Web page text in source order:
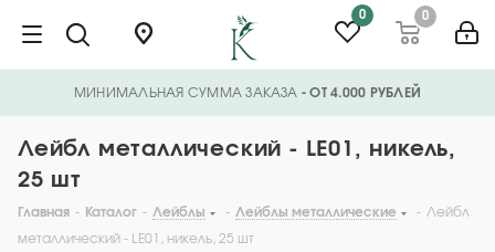
0 0
МИНИМАЛЬНАЯ СУММА ЗАКАЗА - ОТ 4.000 РУБЛЕЙ
Лейбл металлический - LE01, никель,
25 шт
Главная - Каталог - Лейблы - Лейблы металлические - Лейбл
металлический - LE01, никель, 25 шт